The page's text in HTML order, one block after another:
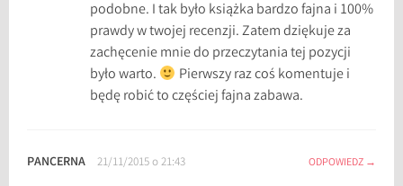
podobne. I tak było książka bardzo fajna i 100%
prawdy w twojej recenzji. Zatem dziękuje za
zachęcenie mnie do przeczytania tej pozycji
było warto.
Pierwszy raz coś komentuje i
będę robić to częściej fajna zabawa.
PANCERNA 21/11/2015 o 21:43 ODPOWIEDZ